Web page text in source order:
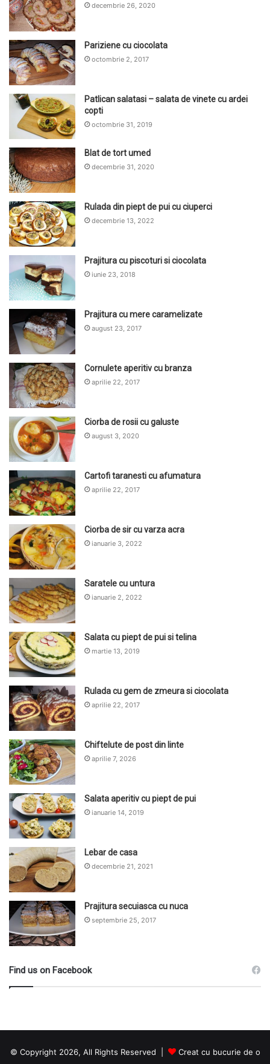
decembrie 26, 2020
Pariziene cu ciocolata
octombrie 2, 2017
Patlican salatasi – salata de vinete cu ardei
copti
octombrie 31, 2019
Blat de tort umed
decembrie 31, 2020
Rulada din piept de pui cu ciuperci
decembrie 13, 2022
Prajitura cu piscoturi si ciocolata
iunie 23, 2018
Prajitura cu mere caramelizate
august 23, 2017
Cornulete aperitiv cu branza
aprilie 22, 2017
Ciorba de rosii cu galuste
august 3, 2020
Cartofi taranesti cu afumatura
aprilie 22, 2017
Ciorba de sir cu varza acra
ianuarie 3, 2022
Saratele cu untura
ianuarie 2, 2022
Salata cu piept de pui si telina
martie 13, 2019
Rulada cu gem de zmeura si ciocolata
aprilie 22, 2017
Chiftelute de post din linte
aprilie 7, 2026
Salata aperitiv cu piept de pui
ianuarie 14, 2019
Lebar de casa
decembrie 21, 2021
Prajitura secuiasca cu nuca
septembrie 25, 2017
Find us on Facebook
© Copyright 2026, All Rights Reserved | Creat cu bucurie de o